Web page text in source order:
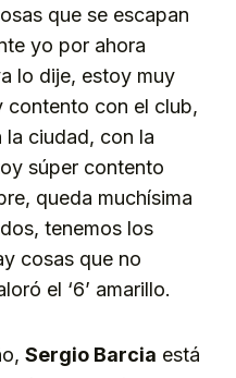
que se escapan
yo por ahora
lo dije, estoy muy
contento con el club,
ciudad, con la
súper contento
queda muchísima
tenemos los
cosas que no
el ‘6’ amarillo.
Sergio Barcia está